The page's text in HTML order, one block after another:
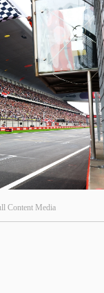
Content Media